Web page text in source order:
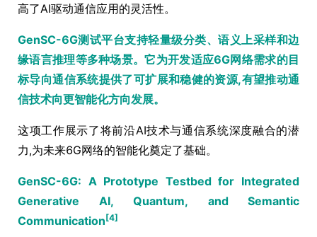
高了AI驱动通信应用的灵活性。
GenSC-6G测试平台支持轻量级分类、语义上采样和边
缘语言推理等多种场景。它为开发适应6G网络需求的目
标导向通信系统提供了可扩展和稳健的资源,有望推动通
信技术向更智能化方向发展。
这项工作展示了将前沿AI技术与通信系统深度融合的潜
力,为未来6G网络的智能化奠定了基础。
GenSC-6G: A Prototype Testbed for Integrated
Generative AI, Quantum, and Semantic
Communication[4]